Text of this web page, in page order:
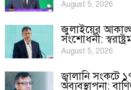
August 5, 2026
জুলাইয়ের
সংশোধনী:
August 5, 2026
জ্বালানি সংকটে
অব্যবস্থাপনা: